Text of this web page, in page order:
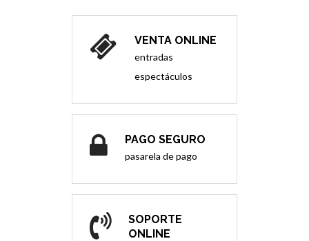
VENTA ONLINE
entradas
espectáculos
PAGO SEGURO
pasarela de pago
SOPORTE
ONLINE